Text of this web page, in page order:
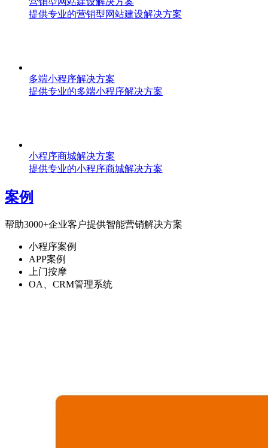
提供专业的营销型网站建设解决方案
多端小程序解决方案
提供专业的多端小程序解决方案
小程序商城解决方案
提供专业的小程序商城解决方案
案例
帮助3000+企业客户提供智能营销解决方案
小程序案例
APP案例
上门按摩
OA、CRM管理系统